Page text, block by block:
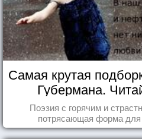
Самая крутая
Губермана.
Поэзия с горячим и
потрясающая форма для